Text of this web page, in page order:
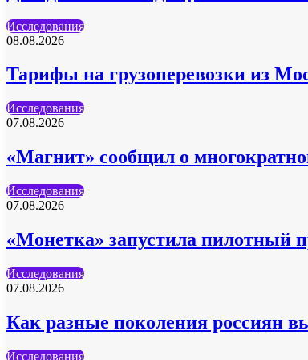
Исследования
08.08.2026
Тарифы на грузоперевозки из
Исследования
07.08.2026
«Магнит» сообщил о
Исследования
07.08.2026
«Монетка» запустила пилотный
Исследования
07.08.2026
Как разные поколения россиян
Исследования